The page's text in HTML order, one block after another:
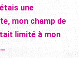
une
mon champ de
limité à mon